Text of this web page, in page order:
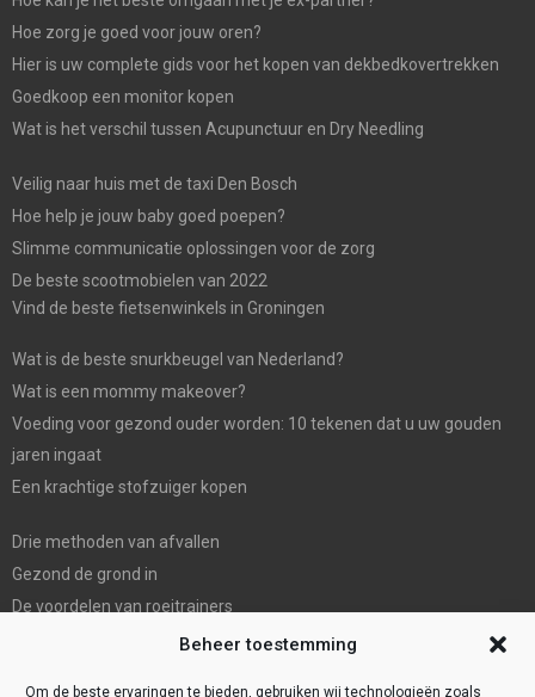
Beheer toestemming
Om de beste ervaringen te bieden, gebruiken wij technologieën zoals
Hoe zorg je goed voor jouw oren?
Hier is uw complete gids voor het kopen van dekbedkovertrekken
Goedkoop een monitor kopen
Wat is het verschil tussen Acupunctuur en Dry Needling
Veilig naar huis met de taxi Den Bosch
Hoe help je jouw baby goed poepen?
Slimme communicatie oplossingen voor de zorg
De beste scootmobielen van 2022
Vind de beste fietsenwinkels in Groningen
Wat is de beste snurkbeugel van Nederland?
Wat is een mommy makeover?
Voeding voor gezond ouder worden: 10 tekenen dat u uw gouden
jaren ingaat
Een krachtige stofzuiger kopen
Drie methoden van afvallen
Gezond de grond in
De voordelen van roeitrainers
De Mondhygienist & Tandarts Zaandam: Uw betrouwbare partner in